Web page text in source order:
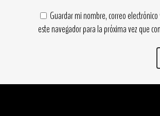
Guardar mi nombre, correo
este navegador para la próxima vez que